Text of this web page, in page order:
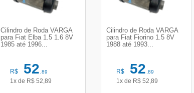
Cilindro de Roda VARGA
para Fiat Elba 1.5 1.6 8V
1985 até 1996...
R$ 52,89
1x de R$ 52,89
Cilindro de Roda VARGA
para Fiat Fiorino 1.5 8V
1988 até 1993...
R$ 52,89
1x de R$ 52,89